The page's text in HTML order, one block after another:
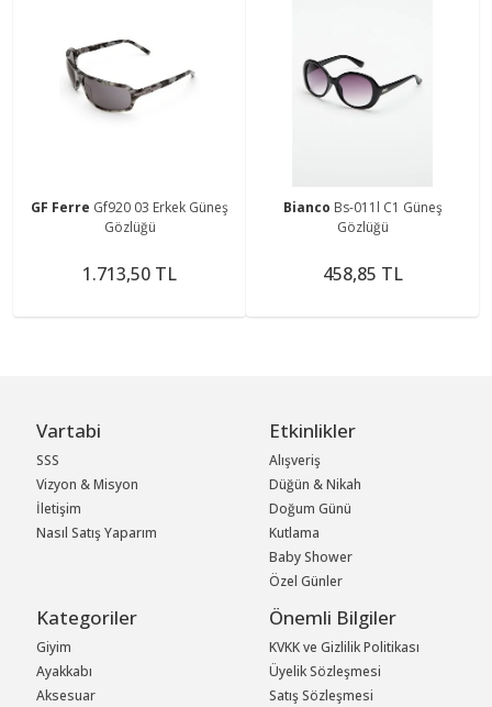
GF Ferre Gf920 03 Erkek Güneş
Gözlüğü
1.713,50 TL
Bianco Bs-011l C1 Güneş
Gözlüğü
458,85 TL
Vartabi
SSS
Vizyon & Misyon
İletişim
Nasıl Satış Yaparım
Etkinlikler
Alışveriş
Düğün & Nikah
Doğum Günü
Kutlama
Baby Shower
Özel Günler
Kategoriler
Giyim
Ayakkabı
Aksesuar
Önemli Bilgiler
KVKK ve Gizlilik Politikası
Üyelik Sözleşmesi
Satış Sözleşmesi